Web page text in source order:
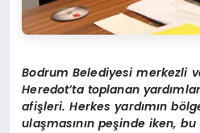
Bodrum Belediyesi merkezli
Heredot’ta toplanan
afişleri. Herkes yardımın
ulaşmasının peşinde iken,